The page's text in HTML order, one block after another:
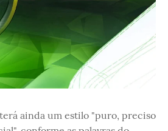
ainda um estilo "puro, preciso